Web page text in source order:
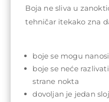
Boja ne sliva u
tehničar itekako zna
boje se mogu
boje se neće
strane nokta
dovoljan je jedan sloj